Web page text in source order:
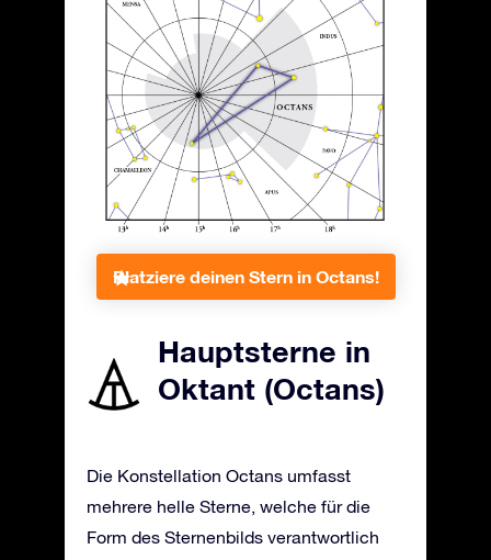
Platziere deinen Stern in Octans!
Hauptsterne in
Oktant (Octans)
Die Konstellation Octans umfasst
mehrere helle Sterne, welche für die
Form des Sternenbilds verantwortlich